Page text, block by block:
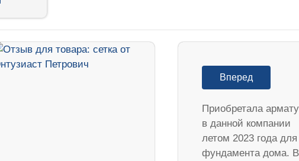
Вперед
Приобретала
в данной компании
летом 2023 года для
фундамента дома. В